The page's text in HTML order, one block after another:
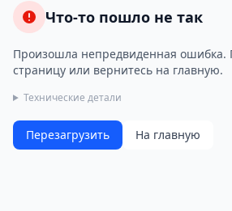
Что-то пошло не так
Произошла непредвиденная ошибка.
страницу или вернитесь на главную.
Технические детали
Перезагрузить На главную